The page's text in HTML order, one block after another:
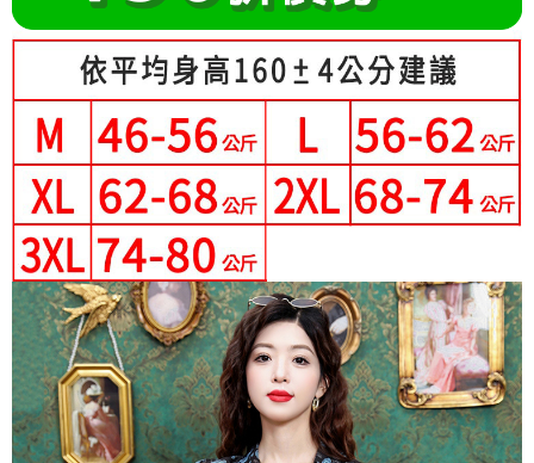
1.分期款項不併入電信帳單，「大哥付你分期」於每月結算日後寄送繳費提
醒簡訊。
2.透過簡訊連結打開帳單後，可選擇「超商條碼／台灣大直營門市／銀行轉
帳／街口支付／iPASS MONEY」等通路繳費。
【注意事項】
1.本服務係由「台灣大哥大股份有限公司」（以下簡稱本公司）所提供，讓
用戶於交易時，得透過本服務購買商品或服務，並由商店將買賣／分期付款
買賣價金債權讓與本公司後，依約使用本公司帳單繳交帳款。
2.基於同意付款使用「大哥付你分期」之契約關係目的，商店將以您的個人
資料（包含姓名、電話或地址）提供予台灣大哥大進項蒐集、處理及利用，
由本公司與您本人進行分期帳單所需資料之確認、核對及更正。
3.完整用戶服務條款，請詳閱以下連結：
１．於結帳方式選擇「AFTEE先享後付」後，將跳轉至「AFTEE先享後付」
結帳頁面，進行簡訊認證並確認金額後，即可完成結帳。
２．訂單成立數日內，您將收到繳費通知簡訊。
３．收到繳費通知簡訊後14天內，點擊此簡訊中的連結，可透過四大超商／
ATM／網路銀行／等多元方式進行付款，方視為交易完成。
※ 請注意：結帳手續完成當下不需立刻繳費，但若您需要取消訂單，請聯絡
購買商品的店家。未經商家同意取消之訂單仍視為有效，需透過AFTEE先享
後付繳納相關費用。
※ 交易是否成功請以「AFTEE先享後付 」之結帳頁面顯示為準，若有關於
是否繳費成功／繳費後需取消欲退款等相關疑問，請聯繫「AFTEE先享後付
客戶支援中心」https://netprotections.freshdesk.com/support/home
【注意事項】
１．透過由恩沛科技股份有限公司提供之「AFTEE先享後付」服務完成之交
易，需依本服務之必要範圍內提供個人資料，並將交易相關給付款項請求債
權轉讓予恩沛科技股份有限公司。
２．關於個人資料處理事宜，請瀏覽以下網址：
https://aftee.tw/terms/#terms3
３．未成年的使用者請事先徵得法定代理人或監護人之同意方可使用
「AFTEE先享後付」，若未經同意申辦者引起之損失，本公司不負相關責
全家付款取貨
付款後全家取貨
每筆NT$80，滿NT$699(含以上)免運費
付款後萊爾富取貨
每筆NT$80，滿NT$699(含以上)免運費
7-11付款取貨
每筆NT$80，滿NT$699(含以上)免運費
付款後7-11取貨
每筆NT$80，滿NT$699(含以上)免運費
宅配